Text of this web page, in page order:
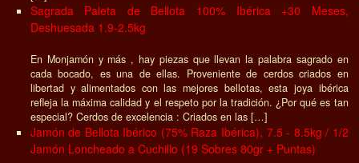
Sagrada Paleta de Bellota 100% Ibérica +30 Meses,
Deshuesada 1.9-2.5kg
En Monjamón y más , hay piezas que llevan la palabra sagrado en
cada bocado, es una de ellas. Proveniente de cerdos criados en
libertad y alimentados con las mejores bellotas, esta joya ibérica
refleja la máxima calidad y el respeto por la tradición. ¿Por qué es tan
especial? Cerdos de excelencia : Criados en las […]
Jamón de Bellota Ibérico (75% Raza Ibérica), 7.5 - 8.5kg / 1/2
Jamón Loncheado a Cuchillo (19 Sobres 80gr + Puntas)